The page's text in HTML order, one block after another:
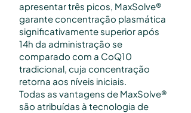
apresentar três picos, MaxSolve®
garante concentração plasmática
significativamente superior após
14h da administração se
comparado com a CoQ10
tradicional, cuja concentração
retorna aos níveis iniciais.
Todas as vantagens de MaxSolve®
são atribuídas à tecnologia de